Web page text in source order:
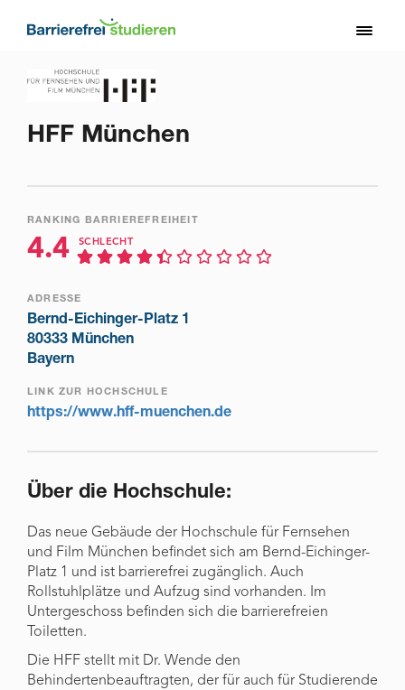
HFF München
RANKING BARRIEREFREIHEIT
4.4 SCHLECHT
ADRESSE
Bernd-Eichinger-Platz 1
80333 München
Bayern
LINK ZUR HOCHSCHULE
https://www.hff-muenchen.de
Über die Hochschule:
Das neue Gebäude der Hochschule für Fernsehen
und Film München befindet sich am Bernd-Eichinger-
Platz 1 und ist barrierefrei zugänglich. Auch
Rollstuhlplätze und Aufzug sind vorhanden. Im
Untergeschoss befinden sich die barrierefreien
Toiletten.
Die HFF stellt mit Dr. Wende den
Behindertenbeauftragten, der für auch für Studierende